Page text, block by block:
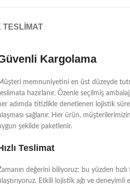
TESLIMAT
Kargolama
memnuniyetini en üst düzeyde
hazırlanır. Özenle seçilmiş
adımda titizlikle denetlenen lojistik
sağlanır. Her ürün,
şekilde paketlenir.
Teslimat
değerini biliyoruz; bu yüzden
Etkili lojistik ağı ve